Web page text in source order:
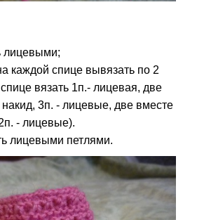
лицевыми;
каждой спице вывязать по 2
вязать 1п.- лицевая, две
3п. - лицевые, две вместе
- лицевые).
лицевыми петлями.